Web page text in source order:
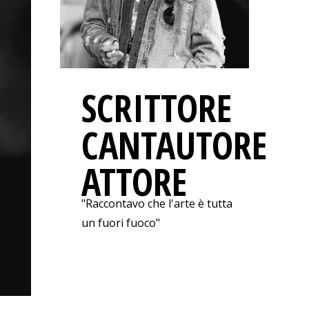
SCRITTORE
CANTAUTORE
ATTORE
"Raccontavo che l'arte è tutta
un fuori fuoco"